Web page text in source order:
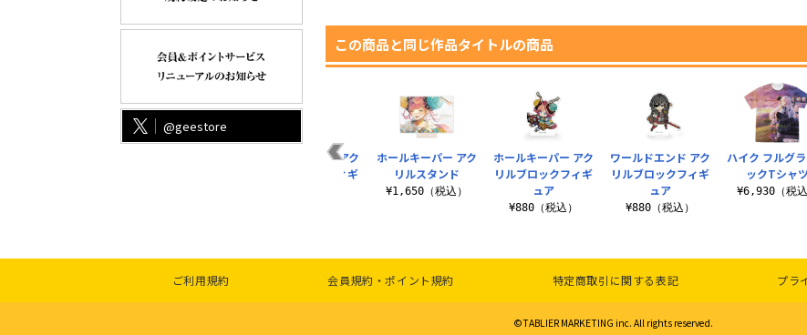
@geestore
この商品と同じ作品タイトルの商品
ワールドエンド アク
リルブロックフィギ
ュア
¥880（税込）
ハイク フルグ
ックTシャツ
¥6,930（税込
マザーブレイン アク
リルブロックフィギ
ホールキーパー アク
リルスタンド
¥1,650（税込）
ホールキーパー アク
リルブロックフィギ
ュア
¥880（税込）
ご利用規約 会員規約・ポイント規約 特定商取引に関する表記 プラ
©TABLIER MARKETING inc. All rights reserved.